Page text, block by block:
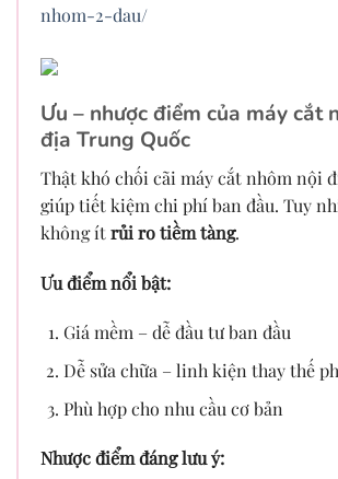
nhom-2-dau/
Ưu – nhược điểm của máy cắt
địa Trung Quốc
Thật khó chối cãi máy cắt nhôm nội
giúp tiết kiệm chi phí ban đầu. Tuy
không ítrủi ro tiềm tàng.
Ưu điểm nổi bật:
Giá mềm – dễ đầu tư ban đầu
Dễ sửa chữa – linh kiện thay thế
Phù hợp cho nhu cầu cơ bản
Nhược điểm đáng lưu ý: